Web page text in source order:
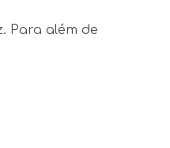
Para além de